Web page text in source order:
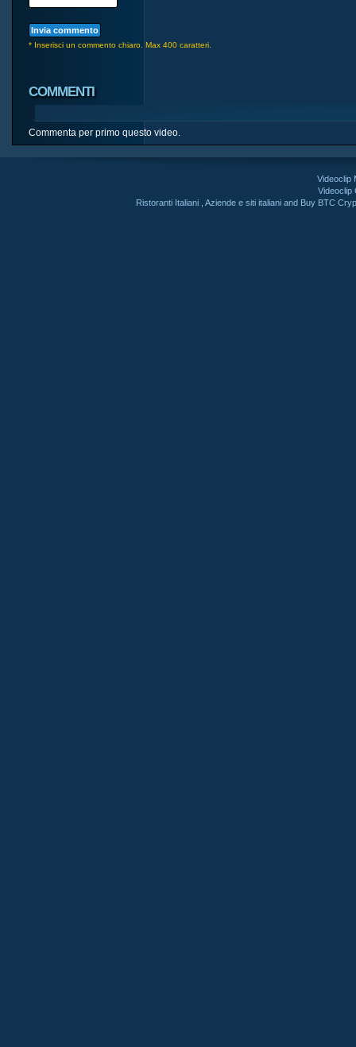
* Inserisci un commento chiaro. Max 400 caratteri.
COMMENTI
Commenta per primo questo video.
Videoclip
Videoclip
Ristoranti Italiani ,Aziende e siti italiani and Buy BTC